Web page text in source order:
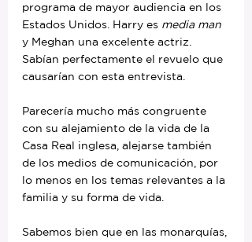
programa de mayor audiencia en los
Estados Unidos. Harry es media man
y Meghan una excelente actriz.
Sabían perfectamente el revuelo que
causarían con esta entrevista.
Parecería mucho más congruente
con su alejamiento de la vida de la
Casa Real inglesa, alejarse también
de los medios de comunicación, por
lo menos en los temas relevantes a la
familia y su forma de vida.
Sabemos bien que en las monarquías,